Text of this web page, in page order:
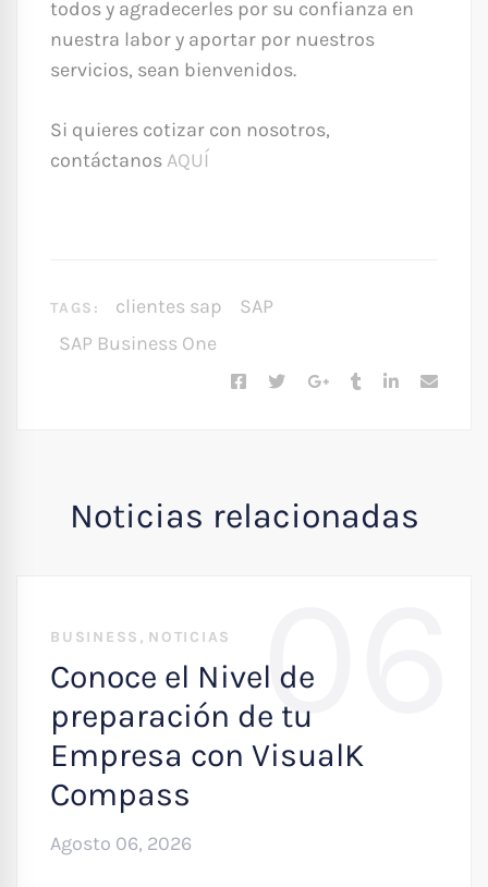
todos y agradecerles por su confianza en
nuestra labor y aportar por nuestros
servicios, sean bienvenidos.
Si quieres cotizar con nosotros,
contáctanosAQUÍ
TAGS: clientes sap
SAP
SAP Business One
Noticias relacionadas
06
BUSINESS , NOTICIAS
Conoce el Nivel de
preparación de tu
Empresa con VisualK
Compass
Agosto 06, 2026